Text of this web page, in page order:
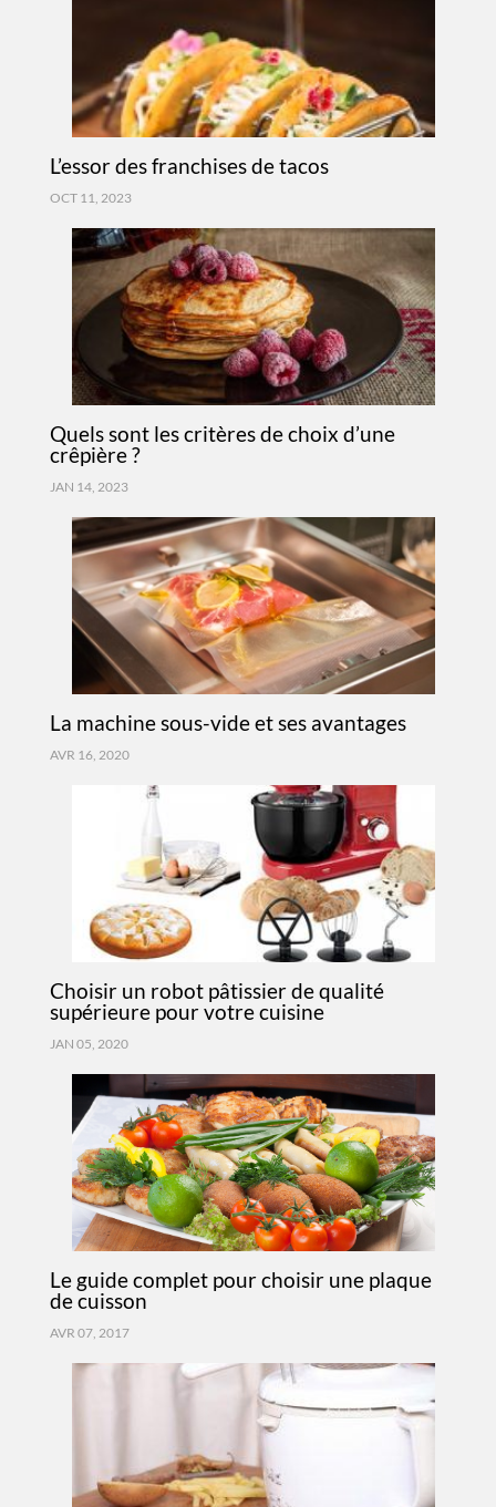
L’essor des franchises de tacos
OCT 11, 2023
Quels sont les critères de choix d’une
crêpière ?
JAN 14, 2023
La machine sous-vide et ses avantages
AVR 16, 2020
Choisir un robot pâtissier de qualité
supérieure pour votre cuisine
JAN 05, 2020
Le guide complet pour choisir une plaque
de cuisson
AVR 07, 2017